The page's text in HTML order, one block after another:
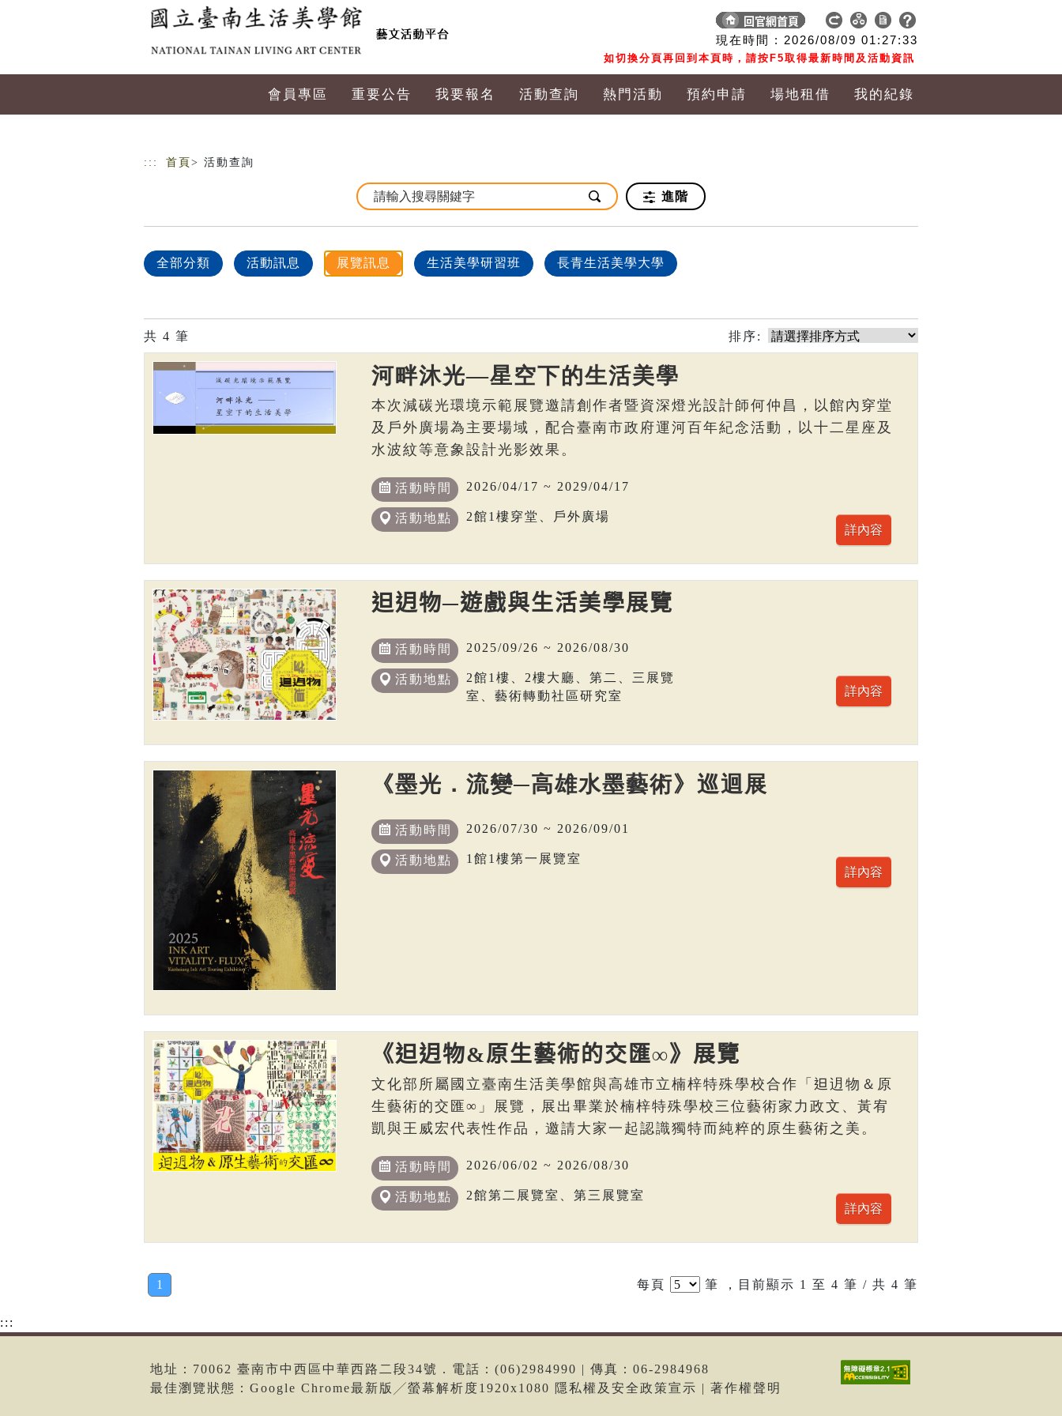
現在時間 : 2026/08/09 01:27:33
如切換分頁再回到本頁時，請按F5取得最新時間及活動資訊
會員專區 重要公告 我要報名 活動查詢 熱門活動 預約申請 場地租借 我的紀錄
::: 首頁 > 活動查詢
進階
全部分類 活動訊息 展覽訊息 生活美學研習班 長青生活美學大學
共 4 筆 排序:
河畔沐光—星空下的生活美學
本次減碳光環境示範展覽邀請創作者暨資深燈光設計師何仲昌，以館內穿堂
及戶外廣場為主要場域，配合臺南市政府運河百年紀念活動，以十二星座及
水波紋等意象設計光影效果。
活動時間 2026/04/17 ~ 2029/04/17
活動地點 2館1樓穿堂、戶外廣場
𨑨迌物─遊戲與生活美學展覽
活動時間 2025/09/26 ~ 2026/08/30
活動地點
2館1樓、2樓大廳、第二、三展覽
室、藝術轉動社區研究室
《墨光．流變─高雄水墨藝術》巡迴展
活動時間 2026/07/30 ~ 2026/09/01
活動地點 1館1樓第一展覽室
《𨑨迌物&原生藝術的交匯∞》展覽
文化部所屬國立臺南生活美學館與高雄市立楠梓特殊學校合作「𨑨迌物＆原
生藝術的交匯∞」展覽，展出畢業於楠梓特殊學校三位藝術家力政文、黃宥
凱與王威宏代表性作品，邀請大家一起認識獨特而純粹的原生藝術之美。
活動時間 2026/06/02 ~ 2026/08/30
活動地點 2館第二展覽室、第三展覽室
1 每頁 筆 ，目前顯示 1 至 4 筆 / 共 4 筆
:::
地址：70062 臺南市中西區中華西路二段34號．電話：(06)2984990 | 傳真：06-2984968
最佳瀏覽狀態：Google Chrome最新版╱螢幕解析度1920x1080 隱私權及安全政策宣示 | 著作權聲明